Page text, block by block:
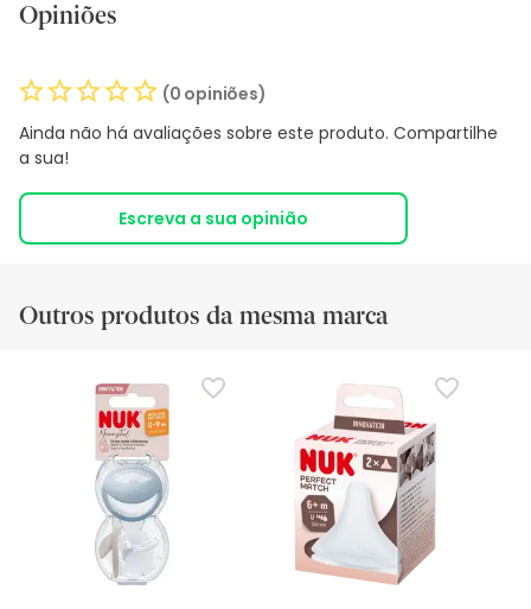
Opiniões
(0 opiniões)
Ainda não há avaliações sobre este produto. Compartilhe
a sua!
Escreva a sua opinião
Outros produtos da mesma marca